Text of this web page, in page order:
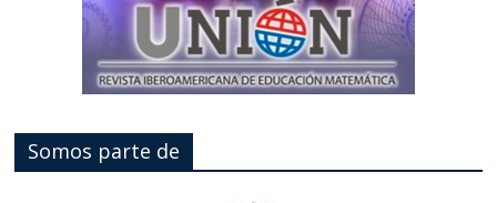
Somos parte de